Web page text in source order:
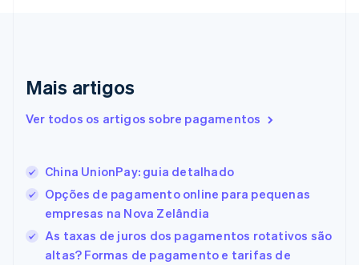
Mais artigos
Ver todos os artigos sobre pagamentos
China UnionPay: guia detalhado
Opções de pagamento online para pequenas
empresas na Nova Zelândia
As taxas de juros dos pagamentos rotativos são
altas? Formas de pagamento e tarifas de
Eslovênia
Espanha
English Español简体中文
Estônia
English
Finlândia
EnglishSvenska
França